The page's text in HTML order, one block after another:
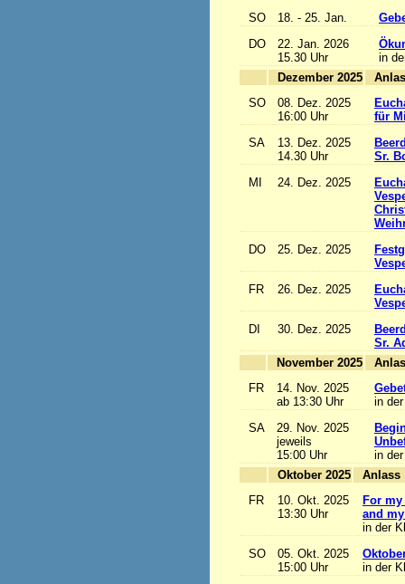
SO
18. - 25. Jan.
DO
22. Jan. 2026
15.30 Uhr
in
Dezember 2025
SO
08. Dez. 2025
16:00 Uhr
für
SA
13. Dez. 2025
14.30 Uhr
Sr.
MI
24. Dez. 2025
DO
25. Dez. 2025
FR
26. Dez. 2025
DI
30. Dez. 2025
Sr.
November 2025
FR
14. Nov. 2025
ab 13:30 Uhr
in
SA
29. Nov. 2025
jeweils
15:00 Uhr
in
Oktober 2025
FR
10. Okt. 2025
13:30 Uhr
For
and
in der
SO
05. Okt. 2025
15:00 Uhr
in der